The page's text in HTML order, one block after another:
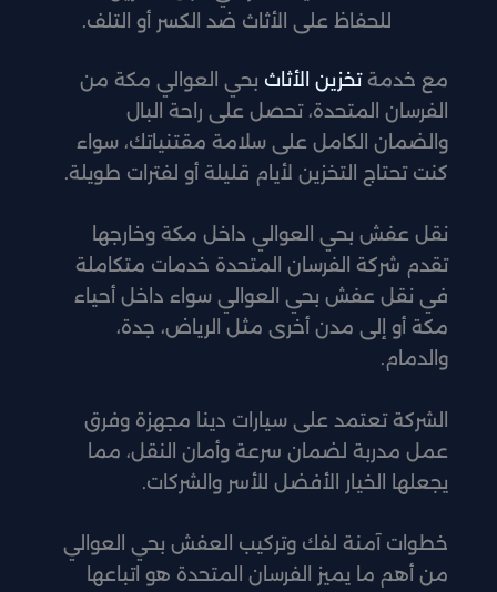
للحفاظ على الأثاث ضد الكسر أو التلف.
مع خدمةتخزين الأثاث بحي العوالي مكة من
الفرسان المتحدة، تحصل على راحة البال
والضمان الكامل على سلامة مقتنياتك، سواء
كنت تحتاج التخزين لأيام قليلة أو لفترات طويلة.
نقل عفش بحي العوالي داخل مكة وخارجها
تقدم شركة الفرسان المتحدة خدمات متكاملة
في نقل عفش بحي العوالي سواء داخل أحياء
مكة أو إلى مدن أخرى مثل الرياض، جدة،
والدمام.
الشركة تعتمد على سيارات دينا مجهزة وفرق
عمل مدربة لضمان سرعة وأمان النقل، مما
يجعلها الخيار الأفضل للأسر والشركات.
خطوات آمنة لفك وتركيب العفش بحي العوالي
من أهم ما يميز الفرسان المتحدة هو اتباعها